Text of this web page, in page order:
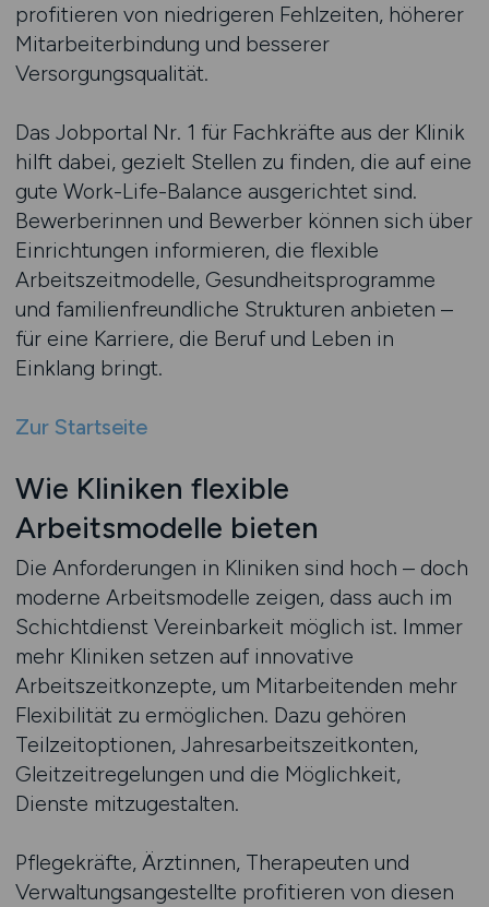
profitieren von niedrigeren Fehlzeiten, höherer
Mitarbeiterbindung und besserer
Versorgungsqualität.
Das Jobportal Nr. 1 für Fachkräfte aus der Klinik
hilft dabei, gezielt Stellen zu finden, die auf eine
gute Work-Life-Balance ausgerichtet sind.
Bewerberinnen und Bewerber können sich über
Einrichtungen informieren, die flexible
Arbeitszeitmodelle, Gesundheitsprogramme
und familienfreundliche Strukturen anbieten –
für eine Karriere, die Beruf und Leben in
Einklang bringt.
Zur Startseite
Wie Kliniken flexible
Arbeitsmodelle bieten
Die Anforderungen in Kliniken sind hoch – doch
moderne Arbeitsmodelle zeigen, dass auch im
Schichtdienst Vereinbarkeit möglich ist. Immer
mehr Kliniken setzen auf innovative
Arbeitszeitkonzepte, um Mitarbeitenden mehr
Flexibilität zu ermöglichen. Dazu gehören
Teilzeitoptionen, Jahresarbeitszeitkonten,
Gleitzeitregelungen und die Möglichkeit,
Dienste mitzugestalten.
Pflegekräfte, Ärztinnen, Therapeuten und
Verwaltungsangestellte profitieren von diesen